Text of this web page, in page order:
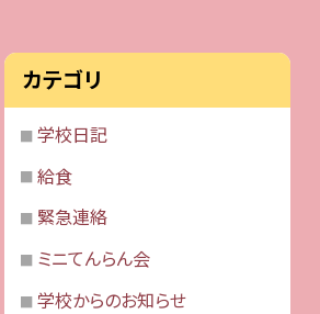
カテゴリ
学校日記
給食
緊急連絡
ミニてんらん会
学校からのお知らせ